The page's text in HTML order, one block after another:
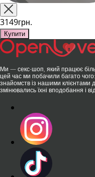
поєднання унікальної
та бездога..
3149грн.
Купити
Ми — секс-шоп, який працює
цей час ми побачили багато
знайомств із нашими клієнтами
змінювались їхні вподобання і